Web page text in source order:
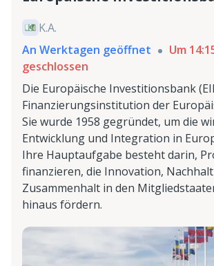
K.A.
An Werktagen geöffnet
Um
geschlossen
Die Europäische Investitionsbank
Finanzierungsinstitution der
Sie wurde 1958 gegründet, um die
Entwicklung und Integration in
Ihre Hauptaufgabe besteht darin,
finanzieren, die Innovation,
Zusammenhalt in den
hinaus fördern.